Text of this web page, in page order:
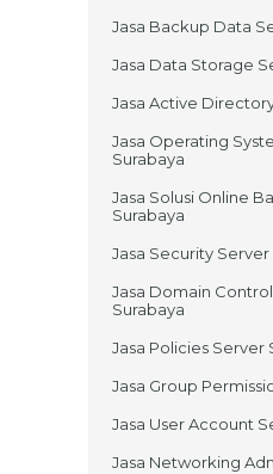
Jasa Backup Data
Jasa Data Storage
Jasa Active
Jasa Operating
Surabaya
Jasa Solusi Online
Surabaya
Jasa Security Server
Jasa Domain
Surabaya
Jasa Policies Server
Jasa Group
Jasa User Account
Jasa Networking